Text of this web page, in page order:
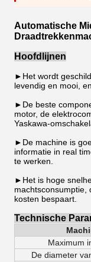
Automatische
Hoofdlijnen
►Het wordt
levendig en mooi,
►De beste
motor, de
Yaskawa-
►De machine is
informatie in real
te werken.
►Het is hoge
machtsconsumptie,
kosten bespaart.
Technische
Maximum
De diameter